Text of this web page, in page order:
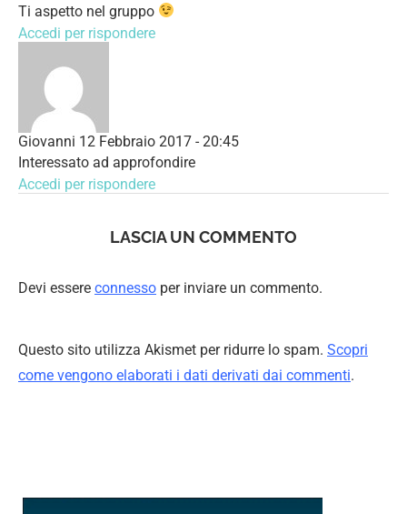
Ti aspetto nel gruppo
Accedi per rispondere
Giovanni 12 Febbraio 2017 - 20:45
Interessato ad approfondire
Accedi per rispondere
LASCIA UN COMMENTO
Devi essere connesso per inviare un commento.
Questo sito utilizza Akismet per ridurre lo spam. Scopri
come vengono elaborati i dati derivati dai commenti.